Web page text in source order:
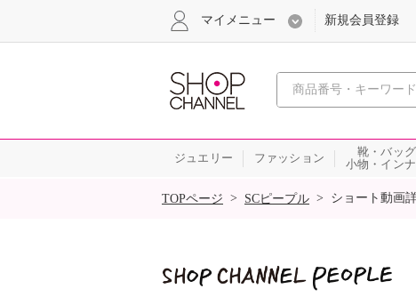
心おどる、
マイメニュー 新規会員登録
ジュエリー ファッション
靴・バッグ
小物・イン
SALE
TOPページ > SCピープル > ショート動画